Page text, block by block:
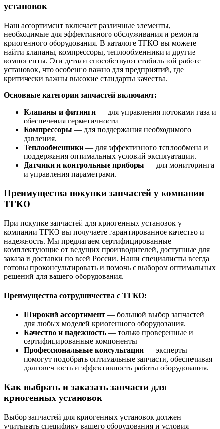
установок
Наш ассортимент включает различные элементы,
необходимые для эффективного обслуживания и ремонта
криогенного оборудования. В каталоге ТГКО вы можете
найти клапаны, компрессоры, теплообменники и другие
компоненты. Эти детали способствуют стабильной работе
установок, что особенно важно для предприятий, где
критически важны высокие стандарты качества.
Основные категории запчастей включают:
Клапаны и фитинги — для управления потоками газа и
обеспечения герметичности.
Компрессоры — для поддержания необходимого
давления.
Теплообменники — для эффективного теплообмена и
поддержания оптимальных условий эксплуатации.
Датчики и контрольные приборы — для мониторинга
и управления параметрами.
Преимущества покупки запчастей у компании
ТГКО
При покупке запчастей для криогенных установок у
компании ТГКО вы получаете гарантированное качество и
надежность. Мы предлагаем сертифицированные
комплектующие от ведущих производителей, доступные для
заказа и доставки по всей России. Наши специалисты всегда
готовы проконсультировать и помочь с выбором оптимальных
решений для вашего оборудования.
Преимущества сотрудничества с ТГКО:
Широкий ассортимент — большой выбор запчастей
для любых моделей криогенного оборудования.
Качество и надежность — только проверенные и
сертифицированные компоненты.
Профессиональные консультации — эксперты
помогут подобрать оптимальные запчасти, обеспечивая
долговечность и эффективность работы оборудования.
Как выбрать и заказать запчасти для
криогенных установок
Выбор запчастей для криогенных установок должен
учитывать специфику вашего оборудования и условия